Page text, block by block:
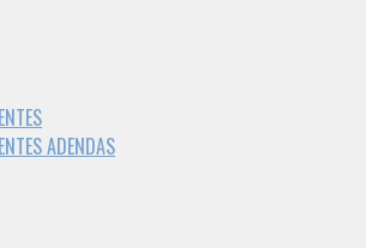
ADENDAS